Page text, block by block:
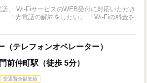
、 Wi-FiサービスのWEB受付に対応いただき
（テレフォンオペレーター）
前仲町駅（徒歩 5分）
交通費全額支給